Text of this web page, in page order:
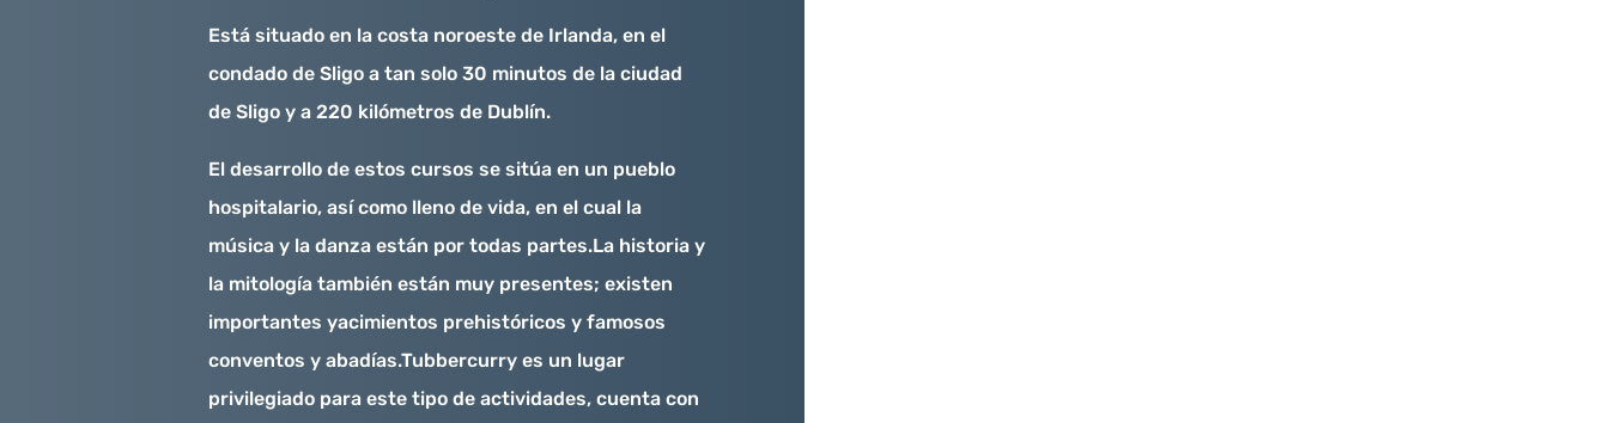
Está situado en la costa noroeste de Irlanda, en el
condado de Sligo a tan solo 30 minutos de la ciudad
de Sligo y a 220 kilómetros de Dublín.
El desarrollo de estos cursos se sitúa en un pueblo
hospitalario, así como lleno de vida, en el cual la
música y la danza están por todas partes.La historia y
la mitología también están muy presentes; existen
importantes yacimientos prehistóricos y famosos
conventos y abadías.Tubbercurry es un lugar
privilegiado para este tipo de actividades, cuenta con